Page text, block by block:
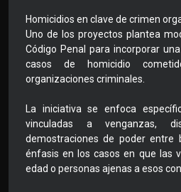
Homicidios en clave de crimen
Uno de los proyectos plantea
Código Penal para incorporar
casos de homicidio
organizaciones criminales.
La iniciativa se enfoca
vinculadas a venganzas,
demostraciones de poder entre
énfasis en los casos en que las
edad o personas ajenas a esos